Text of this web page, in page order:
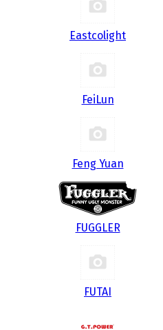
Eastcolight
FeiLun
Feng Yuan
FUGGLER
FUTAI